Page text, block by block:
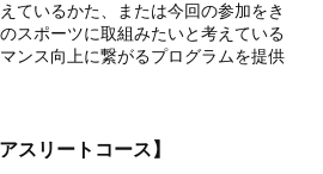
ているかた、または今回の参加をき
スポーツに取組みたいと考えている
ンス向上に繋がるプログラムを提供
スリートコース】